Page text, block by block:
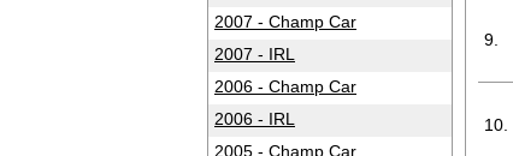
2007 - Champ Car
2007 - IRL
2006 - Champ Car
2006 - IRL
2005 - Champ Car
9.
10.